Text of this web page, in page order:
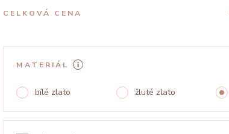
CELKOVÁ CENA
MATERIÁL
bílé zlato žluté zlato